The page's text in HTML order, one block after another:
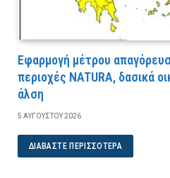
Εφαρμογή μέτρου
περιοχές NATURA, δασικά
άλση
5 ΑΥΓΟΎΣΤΟΥ 2026
ΔΙΑΒΆΣΤΕ ΠΕΡΙΣΣΌΤΕΡΑ